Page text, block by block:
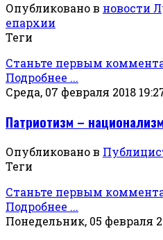
Опубликовано в новости
епархии
Теги
Станьте первым
Подробнее ...
Среда, 07 февраля 2018
Патриотизм –
Опубликовано в
Теги
Станьте первым
Подробнее ...
Понедельник, 05 февраля